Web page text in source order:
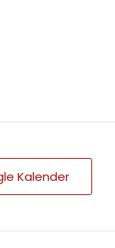
Kalender